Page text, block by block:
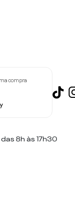
compra
8h às 17h30